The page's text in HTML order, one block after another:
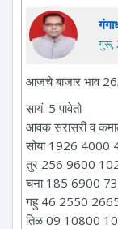
गुरू,
आजचे बाजार भाव
सायं. 5 पावेतो
आवक सरासरी व
सोया 1926 4000
तुर 256 9600
चना 185 6900
गहु 46 2550
तिळ 09 10800